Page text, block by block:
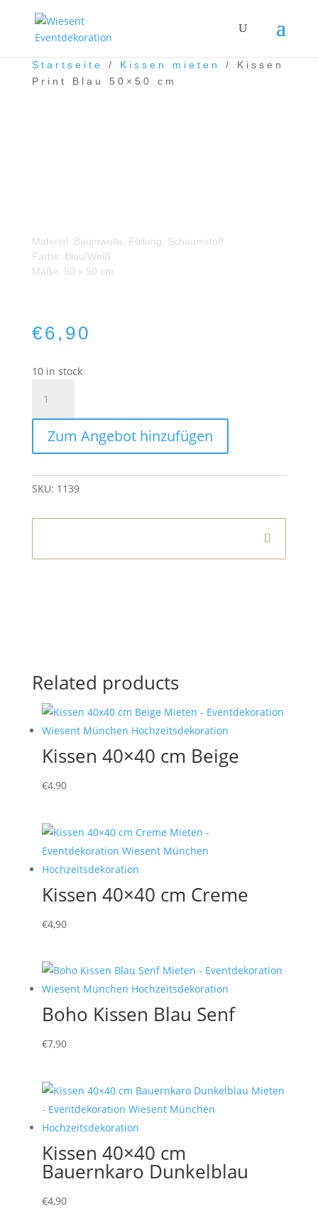
Startseite / Kissen mieten
/ Kissen
Print Blau 50×50 cm
Material: Baumwolle, Füllung: Schaumstoff
Farbe: Blau/Weiß
Maße: 50 x 50 cm
€6,90
10 in stock
Print
Blau
50×50
cm
Zum Angebot hinzufügen
SKU: 1139
Related products
Kissen 40×40 cm Beige
€4,90
Kissen 40×40 cm Creme
€4,90
Boho Kissen Blau Senf
€7,90
Kissen 40×40 cm
Bauernkaro Dunkelblau
€4,90